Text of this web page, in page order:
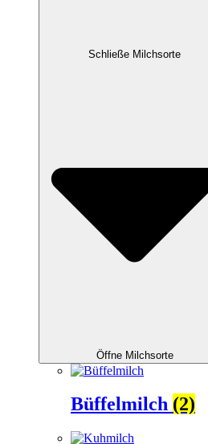
Schließe Milchsorte
Öffne Milchsorte
Büffelmilch (2)